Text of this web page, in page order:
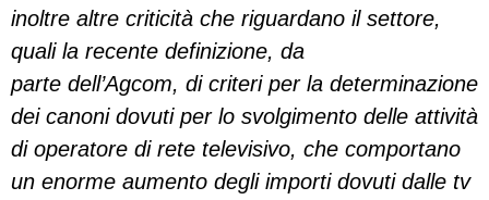
inoltre altre criticità che riguardano il settore,
quali la recente definizione, da
parte dell’Agcom, di criteri per la determinazione
dei canoni dovuti per lo svolgimento delle attività
di operatore di rete televisivo, che comportano
un enorme aumento degli importi dovuti dalle tv